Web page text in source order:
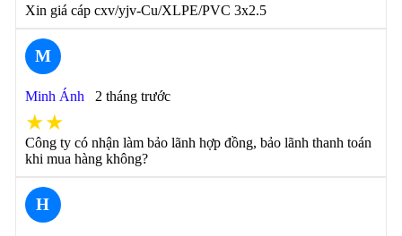
Xin giá cáp cxv/yjv-Cu/XLPE/PVC 3x2.5
M
Minh Ánh 2 tháng trước
★★
Công ty có nhận làm bảo lãnh hợp đồng, bảo lãnh thanh toán
khi mua hàng không?
H